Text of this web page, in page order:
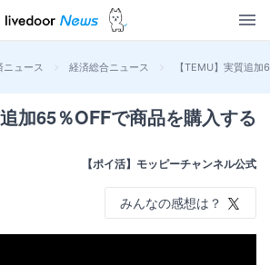
ニュース > 経済総合ニュース > 【TEMU】実質追
加65％OFFで商品を購入する
【ポイ活】モッピーチャンネル公式
みんなの感想は？